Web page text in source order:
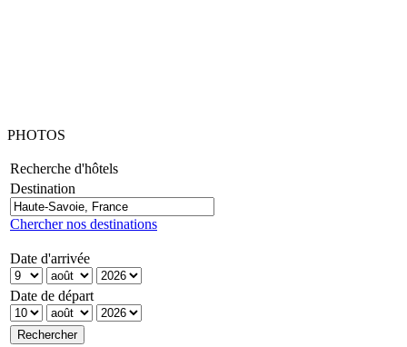
PHOTOS
Recherche d'hôtels
Destination
Chercher nos destinations
Date d'arrivée
Date de départ